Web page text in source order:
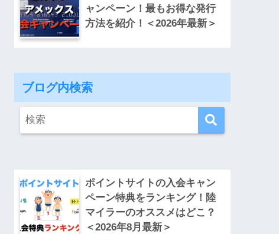
ャンペーン！最もお得な発行
方法を紹介！＜2026年最新＞
ブログ内検索
ポイントサイトの入会キャン
ペーン特典をランキング！陸
マイラーのオススメはどこ？
＜2026年8月最新＞